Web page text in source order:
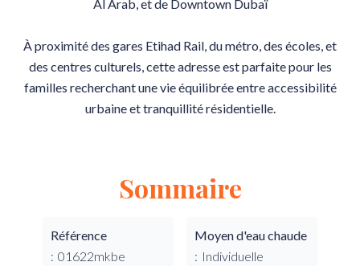
Al Arab, et de Downtown Dubaï
À proximité des gares Etihad Rail, du métro, des écoles, et
des centres culturels, cette adresse est parfaite pour les
familles recherchant une vie équilibrée entre accessibilité
urbaine et tranquillité résidentielle.
Sommaire
Référence
01622mkbe
Moyen d'eau chaude
Individuelle